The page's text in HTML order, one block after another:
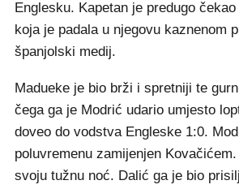
Englesku. Kapetan je predugo
koja je padala u njegovu kaznenom
španjolski medij.
Madueke je bio brži i spretniji te
čega ga je Modrić udario umjesto
doveo do vodstva Engleske 1:0.
poluvremenu zamijenjen
svoju tužnu noć. Dalić ga je bio